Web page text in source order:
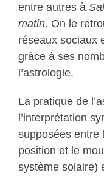
entre autres à
matin. On le
réseaux sociaux
grâce à ses
l’astrologie.
La pratique de
l’interprétation
supposées entre
position et le
système solaire)